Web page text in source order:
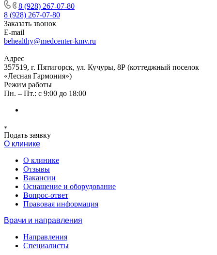
8 (928) 267-07-80
8 (928) 267-07-80
Заказать звонок
E-mail
behealthy@medcenter-kmv.ru
Адрес
357519, г. Пятигорск, ул. Кучуры, 8Р (коттеджный поселок
«Лесная Гармония»)
Режим работы
Пн. – Пт.: с 9:00 до 18:00
Подать заявку
О клинике
О клинике
Отзывы
Вакансии
Оснащение и оборудование
Вопрос-ответ
Правовая информация
Врачи и направления
Направления
Специалисты